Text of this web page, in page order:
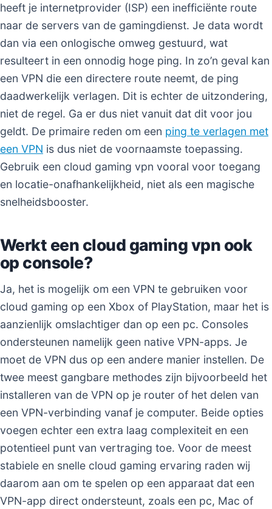
heeft je internetprovider (ISP) een inefficiënte route
naar de servers van de gamingdienst. Je data wordt
dan via een onlogische omweg gestuurd, wat
resulteert in een onnodig hoge ping. In zo’n geval kan
een VPN die een directere route neemt, de ping
daadwerkelijk verlagen. Dit is echter de uitzondering,
niet de regel. Ga er dus niet vanuit dat dit voor jou
geldt. De primaire reden om een ping te verlagen met
een VPN is dus niet de voornaamste toepassing.
Gebruik een cloud gaming vpn vooral voor toegang
en locatie-onafhankelijkheid, niet als een magische
snelheidsbooster.
Werkt een cloud gaming vpn ook
op console?
Ja, het is mogelijk om een VPN te gebruiken voor
cloud gaming op een Xbox of PlayStation, maar het is
aanzienlijk omslachtiger dan op een pc. Consoles
ondersteunen namelijk geen native VPN-apps. Je
moet de VPN dus op een andere manier instellen. De
twee meest gangbare methodes zijn bijvoorbeeld het
installeren van de VPN op je router of het delen van
een VPN-verbinding vanaf je computer. Beide opties
voegen echter een extra laag complexiteit en een
potentieel punt van vertraging toe. Voor de meest
stabiele en snelle cloud gaming ervaring raden wij
daarom aan om te spelen op een apparaat dat een
VPN-app direct ondersteunt, zoals een pc, Mac of